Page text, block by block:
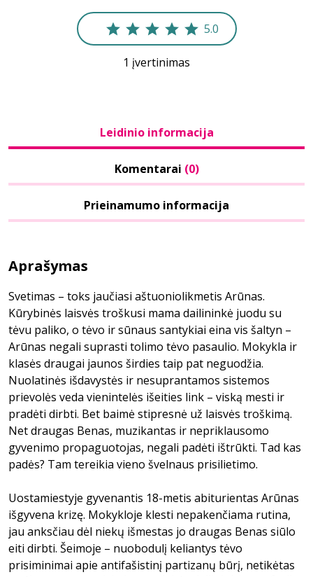
5.0
1 įvertinimas
Leidinio informacija
Komentarai (0)
Prieinamumo informacija
Aprašymas
Svetimas – toks jaučiasi aštuoniolikmetis Arūnas.
Kūrybinės laisvės troškusi mama dailininkė juodu su
tėvu paliko, o tėvo ir sūnaus santykiai eina vis šaltyn –
Arūnas negali suprasti tolimo tėvo pasaulio. Mokykla ir
klasės draugai jaunos širdies taip pat neguodžia.
Nuolatinės išdavystės ir nesuprantamos sistemos
prievolės veda vienintelės išeities link – viską mesti ir
pradėti dirbti. Bet baimė stipresnė už laisvės troškimą.
Net draugas Benas, muzikantas ir nepriklausomo
gyvenimo propaguotojas, negali padėti ištrūkti. Tad kas
padės? Tam tereikia vieno švelnaus prisilietimo.
Uostamiestyje gyvenantis 18-metis abiturientas Arūnas
išgyvena krizę. Mokykloje klesti nepakenčiama rutina,
jau anksčiau dėl niekų išmestas jo draugas Benas siūlo
eiti dirbti. Šeimoje – nuobodulį keliantys tėvo
prisiminimai apie antifašistinį partizanų būrį, netikėtas